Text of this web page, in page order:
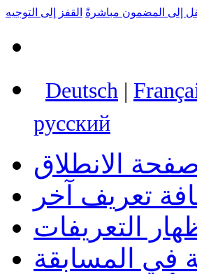
إلى المضمون مباشرةً القفز إلى التوجيه
Deutsch |
русский
الانطلاق
تعريف آخر
التعريفات
في المسابقة